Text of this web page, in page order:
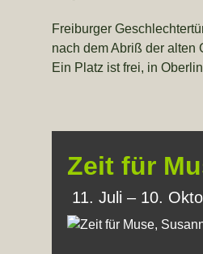
Freiburger
nach dem Abriß der alten
Ein Platz ist frei, in
Zeit für
11. Juli – 10.